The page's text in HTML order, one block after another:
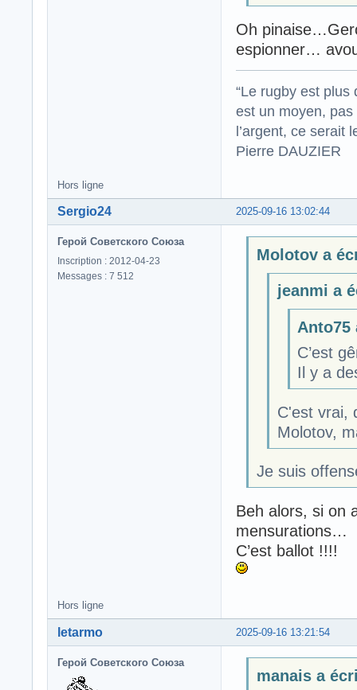
Oh
espionner…
“Le rugby est plus
est un moyen,
l’argent, ce serait
Pierre DAUZIER
Hors ligne
2025-09-16 13:02:44
Sergio24
Герой Советского Союза
Inscription : 2012-04-23
Messages : 7 512
Molotov a
jeanmi a
Anto75
C’est
Il y a
C'est vrai,
Molotov,
Je suis
Beh alors, si on
mensurations…
C’est ballot !!!!
Hors ligne
2025-09-16 13:21:54
letarmo
Герой Советского Союза
manais a